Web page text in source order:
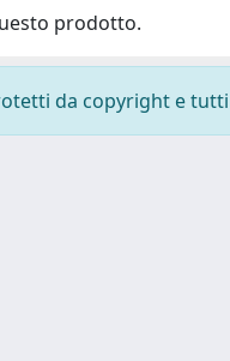
prodotto.
da copyright e